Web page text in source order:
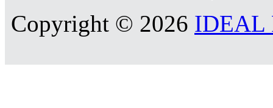
Copyright © 2026 IDEAL